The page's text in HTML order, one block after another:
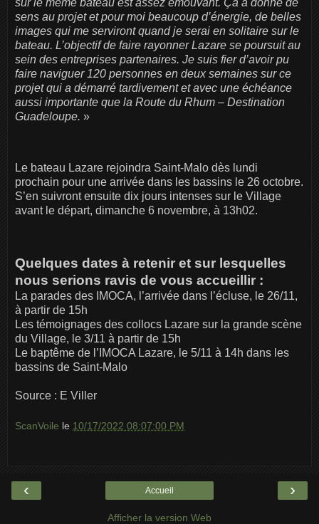
sur le même bateau est assez émouvant. Ça a donné de
sens au projet et pour moi beaucoup d’énergie, de belles
images qui me serviront quand je serai en solitaire sur le
bateau. L’objectif de faire rayonner Lazare se poursuit au
sein des entreprises partenaires. Je suis fier d’avoir pu
faire naviguer 120 personnes en deux semaines sur ce
projet qui a démarré tardivement et avec une échéance
aussi importante que la Route du Rhum – Destination
Guadeloupe. »
Le bateau Lazare rejoindra Saint-Malo dès lundi
prochain pour une arrivée dans les bassins le 26 octobre.
S’en suivront ensuite dix jours intenses sur le Village
avant le départ, dimanche 6 novembre, à 13h02.
Quelques dates à retenir et sur lesquelles
nous serions ravis de vous accueillir :
La parades des IMOCA, l’arrivée dans l’écluse, le 26/11,
à partir de 15h
Les témoignages des collocs Lazare sur la grande scène
du Village, le 3/11 à partir de 15h
Le baptême de l’IMOCA Lazare, le 5/11 à 14h dans les
bassins de Saint-Malo
Source : E Viller
ScanVoile le 10/17/2022 08:07:00 PM
‹ ›
Accueil
Afficher la version Web